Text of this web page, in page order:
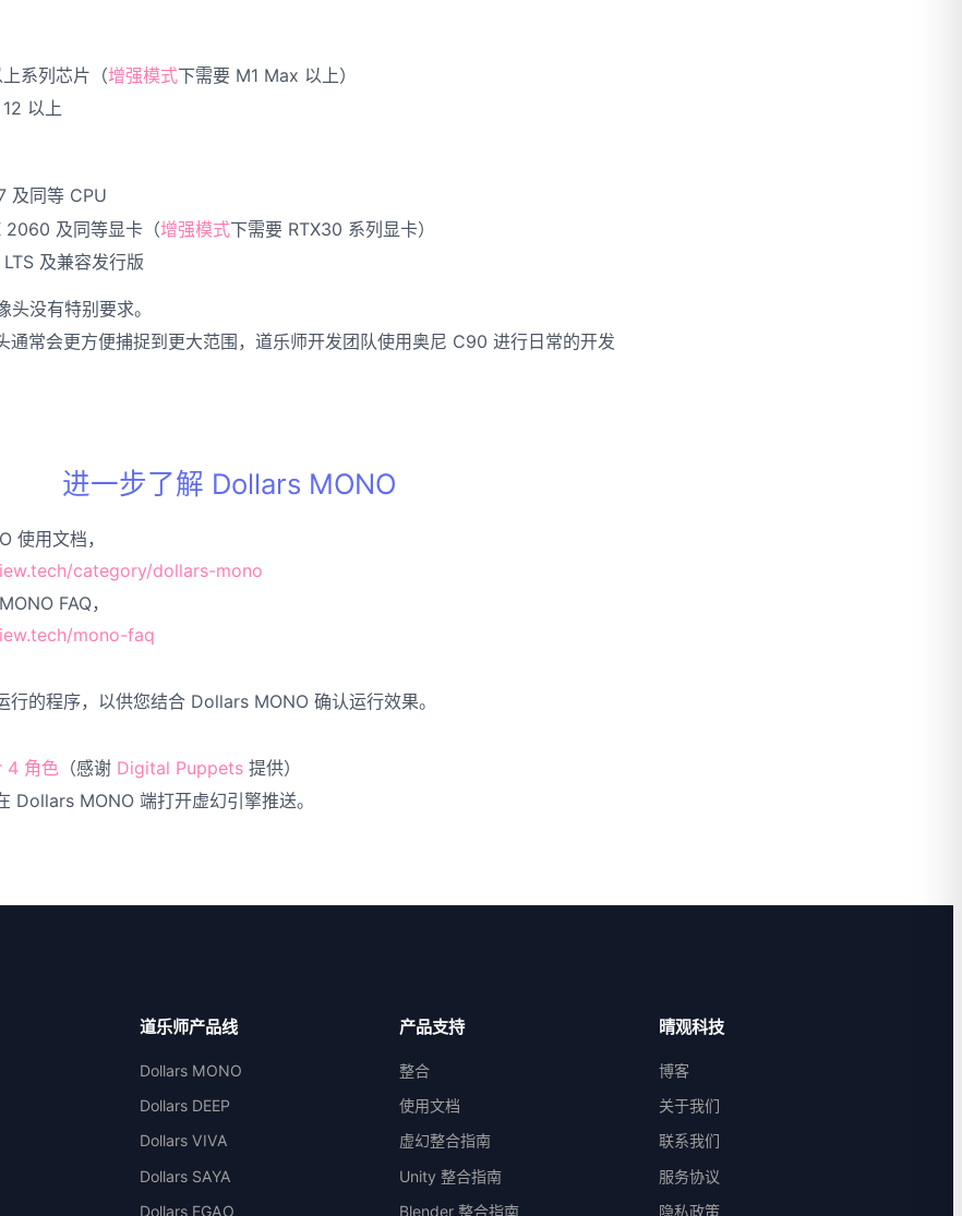
系列芯片（增强模式下需要 M1 Max 以上）
以上
及同等 CPU
2060 及同等显卡（增强模式下需要 RTX30 系列显卡）
及兼容发行版
没有特别要求。
通常会更方便捕捉到更大范围，道乐师开发团队使用奥尼 C90 进行日常的开发
进一步了解 Dollars MONO
使用文档，
category/dollars-mono
FAQ，
mono-faq
行的程序，以供您结合 Dollars MONO 确认运行效果。
4 角色 （感谢 Digital Puppets 提供）
Dollars MONO 端打开虚幻引擎推送。
道乐师产品线
Dollars MONO
Dollars DEEP
Dollars VIVA
Dollars SAYA
Dollars EGAO
产品支持
整合
使用文档
虚幻整合指南
Unity 整合指南
Blender 整合指南
晴观科技
博客
关于我们
联系我们
服务协议
隐私政策